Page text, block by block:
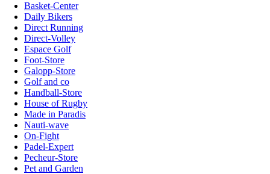
Basket-Center
Daily Bikers
Direct Running
Direct-Volley
Espace Golf
Foot-Store
Galopp-Store
Golf and co
Handball-Store
House of Rugby
Made in Paradis
Nauti-wave
On-Fight
Padel-Expert
Pecheur-Store
Pet and Garden